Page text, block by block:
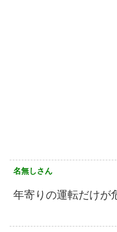
名無しさん
年寄りの運転だけが